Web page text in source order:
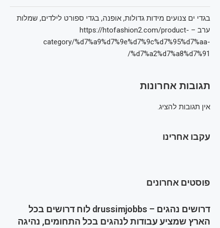
בגדי ים צנועים מידות גדולות, אופנה, בגדי ספורט לילדים, שמלות
ערב – https://htofashion2.com/product-
category/%d7%a9%d7%9e%d7%9c%d7%95%d7%aa-
%d7%a2%d7%a8%d7%91/
תגובות אחרונות
אין תגובות להציג.
עקבו אחרינו
פוסטים אחרונים
דרושים נהגים – drussimjobbs לוח דרושים בכל
הארץ שמציע עבודות לנהגים בכל התחומים, נהיגה